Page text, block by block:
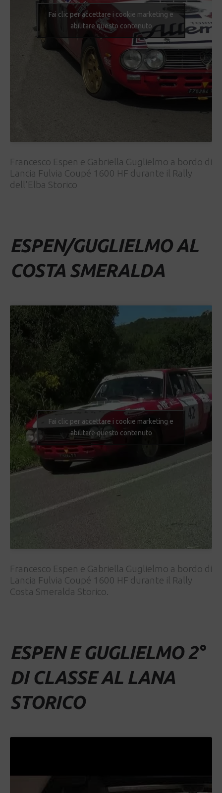
Fai clic per accettare i cookie marketing e
abilitare questo contenuto
Francesco Espen e Gabriella Guglielmo a bordo di
Lancia Fulvia Coupé 1600 HF durante il Rally
dell'Elba Storico
ESPEN/GUGLIELMO AL
COSTA SMERALDA
Fai clic per accettare i cookie marketing e
abilitare questo contenuto
Francesco Espen e Gabriella Guglielmo a bordo di
Lancia Fulvia Coupé 1600 HF durante il Rally
Costa Smeralda Storico.
ESPEN E GUGLIELMO 2°
DI CLASSE AL LANA
STORICO